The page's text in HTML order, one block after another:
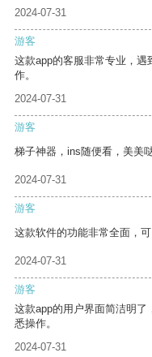
2024-07-31
游客
这款app的客服非常专业，
作。
2024-07-31
游客
梯子神器，ins随便看，美美
2024-07-31
游客
这款软件的功能非常全面，可
2024-07-31
游客
这款app的用户界面简洁明
悉操作。
2024-07-31